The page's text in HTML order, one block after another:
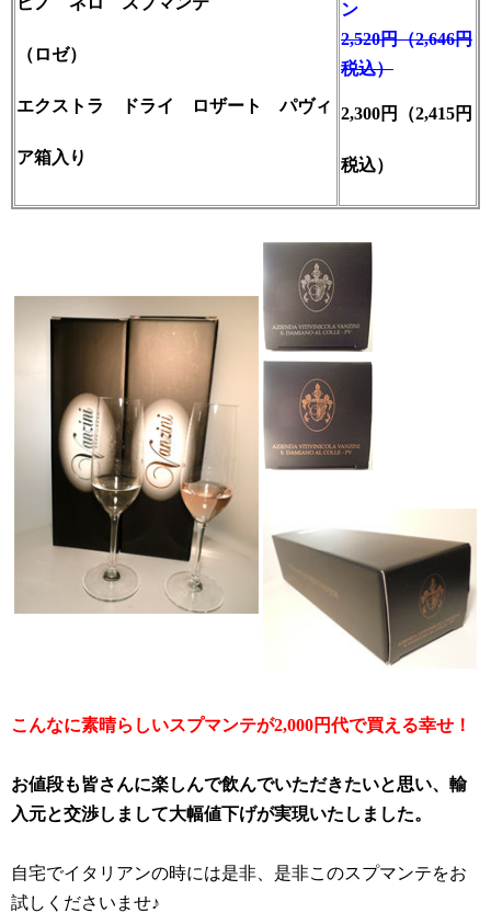
（ロゼ）
エクストラ ドライ ロザート パヴィ
ア箱入り
ン
2,520円（2,646円
税込）
2,300円（2,415円
税込）
こんなに素晴らしいスプマンテが2,000円代で買える幸せ！
お値段も皆さんに楽しんで飲んでいただきたいと思い、輸
入元と交渉しまして大幅値下げが実現いたしました。
自宅でイタリアンの時には是非、是非このスプマンテをお
試しくださいませ♪